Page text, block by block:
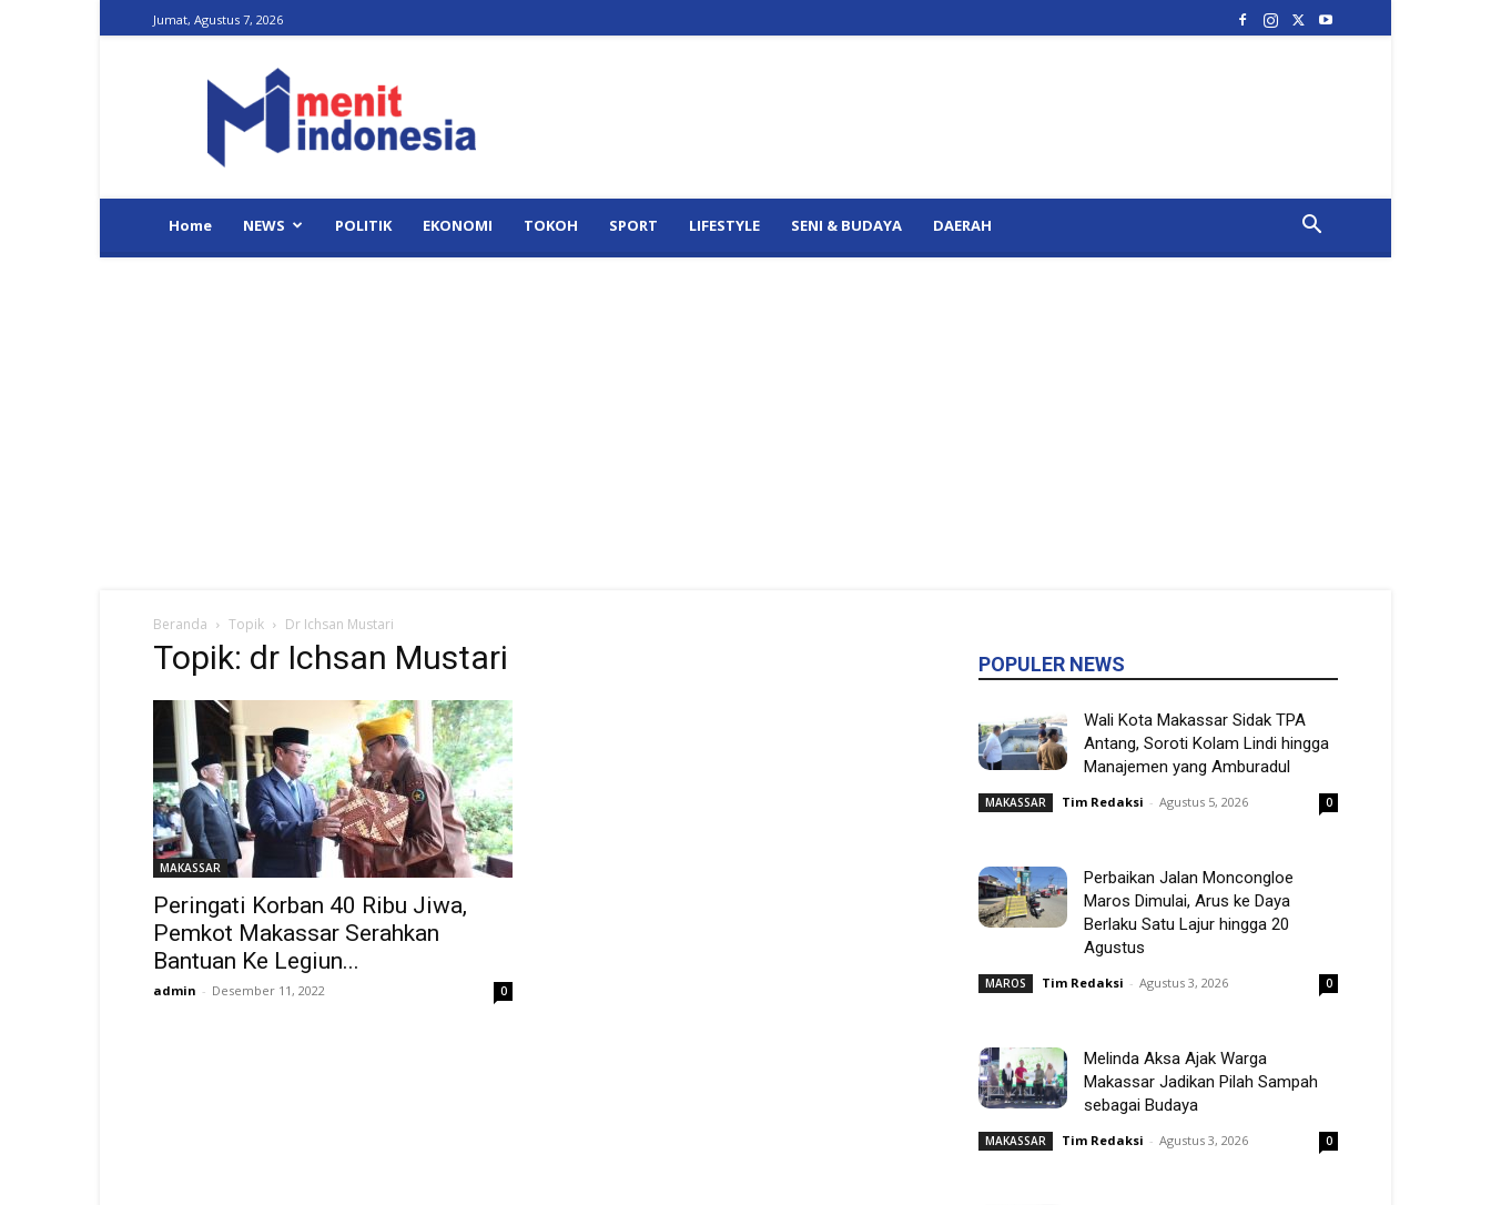
Jumat, Agustus 7, 2026
Indonesia
Home NEWS POLITIK EKONOMI TOKOH SPORT LIFESTYLE SENI & BUDAYA DAERAH
Beranda Topik Dr Ichsan Mustari
Topik: dr Ichsan Mustari
MAKASSAR
Peringati Korban 40 Ribu Jiwa,
Pemkot Makassar Serahkan
Bantuan Ke Legiun...
admin - Desember 11, 2022 0
POPULER NEWS
Wali Kota Makassar Sidak TPA
Antang, Soroti Kolam Lindi hingga
Manajemen yang Amburadul
MAKASSAR Tim Redaksi - Agustus 5, 2026 0
Perbaikan Jalan Moncongloe
Maros Dimulai, Arus ke Daya
Berlaku Satu Lajur hingga 20
Agustus
MAROS Tim Redaksi - Agustus 3, 2026 0
Melinda Aksa Ajak Warga
Makassar Jadikan Pilah Sampah
sebagai Budaya
MAKASSAR Tim Redaksi - Agustus 3, 2026 0